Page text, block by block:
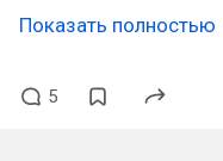
Показать полностью
5